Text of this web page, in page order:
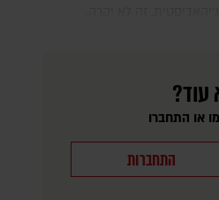
עוד?
או התחברו
התחברות